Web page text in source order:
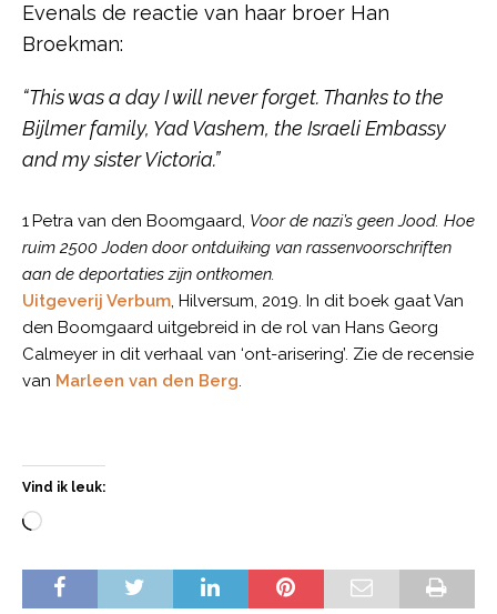
Evenals de reactie van haar broer Han
Broekman:
“This was a day I will never forget. Thanks to the
Bijlmer family, Yad Vashem, the Israeli Embassy
and my sister Victoria.”
1 Petra van den Boomgaard, Voor de nazi’s geen Jood. Hoe
ruim 2500 Joden door ontduiking van rassenvoorschriften
aan de deportaties zijn ontkomen.
Uitgeverij Verbum, Hilversum, 2019. In dit boek gaat Van
den Boomgaard uitgebreid in de rol van Hans Georg
Calmeyer in dit verhaal van ‘ont-arisering’. Zie de recensie
van Marleen van den Berg.
Vind ik leuk: